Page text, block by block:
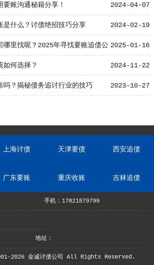
2024-04-07
账沟通秘籍分享！
2024-02-19
是什么？讨债绝招技巧分享
2025-01-16
哪里找呢？2025年寻找要账追债公
2024-11-22
如何选择？
2023-10-27
吗？揭秘债务追讨行业的技巧
上海讨债 天津要债 西安追债
广东要账 重庆收账 吉林追债
手机：17821879799
地址：
2026 金诚讨债公司 All Rights Reserved.